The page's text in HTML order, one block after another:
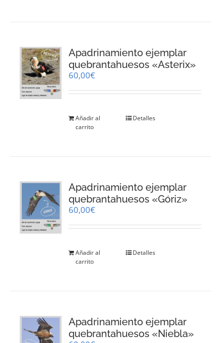
se
pueden
la
producto
Apadrinamiento ejemplar
quebrantahuesos «Asterix»
60,00€
Añadir al
carrito
Detalles
Apadrinamiento ejemplar
quebrantahuesos «Góriz»
60,00€
Añadir al
carrito
Detalles
Apadrinamiento ejemplar
quebrantahuesos «Niebla»